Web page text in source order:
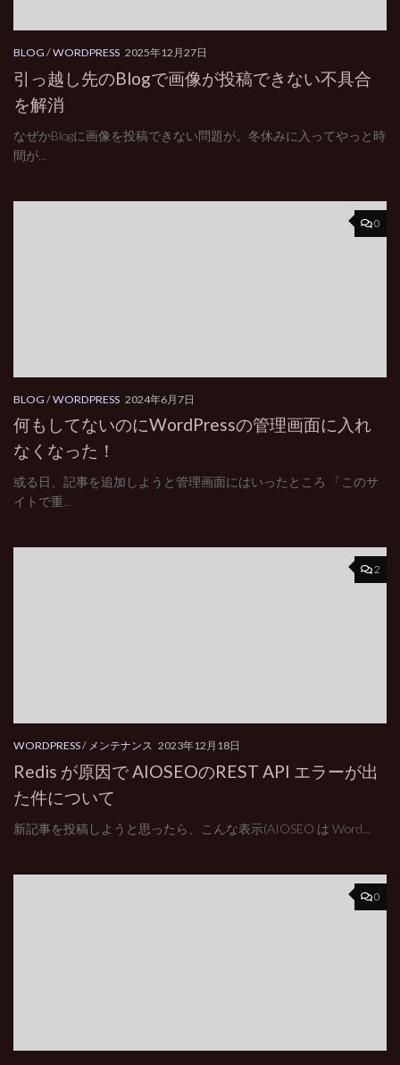
BLOG /WORDPRESS 2025年12月27日
引っ越し先のBlogで画像が投稿できない不具合
を解消
なぜかBlogに画像を投稿できない問題が。冬休みに入ってやっと時
間が...
0
BLOG /WORDPRESS 2024年6月7日
何もしてないのにWordPressの管理画面に入れ
なくなった！
或る日、記事を追加しようと管理画面にはいったところ 「このサ
イトで重...
2
WORDPRESS/ メンテナンス 2023年12月18日
Redis が原因で AIOSEOのREST API エラーが出
た件について
新記事を投稿しようと思ったら、こんな表示(AIOSEO は Word...
0